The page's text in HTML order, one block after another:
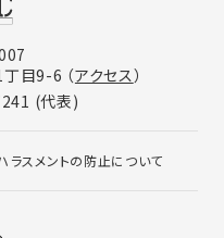
目9-6 （アクセス）
(代表)
ラスメントの防止について